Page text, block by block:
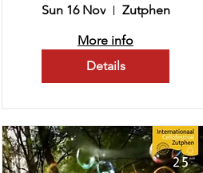
Sun 16 Nov
Zutphen
More info
Details